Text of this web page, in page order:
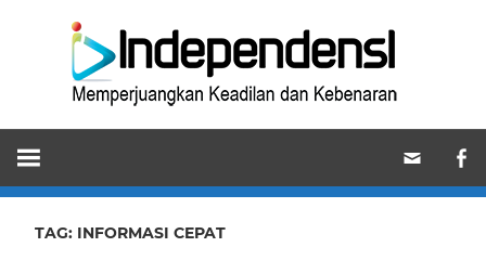
Memperjuangkan
Keadilan
dan
Kebenaran
TAG: INFORMASI CEPAT